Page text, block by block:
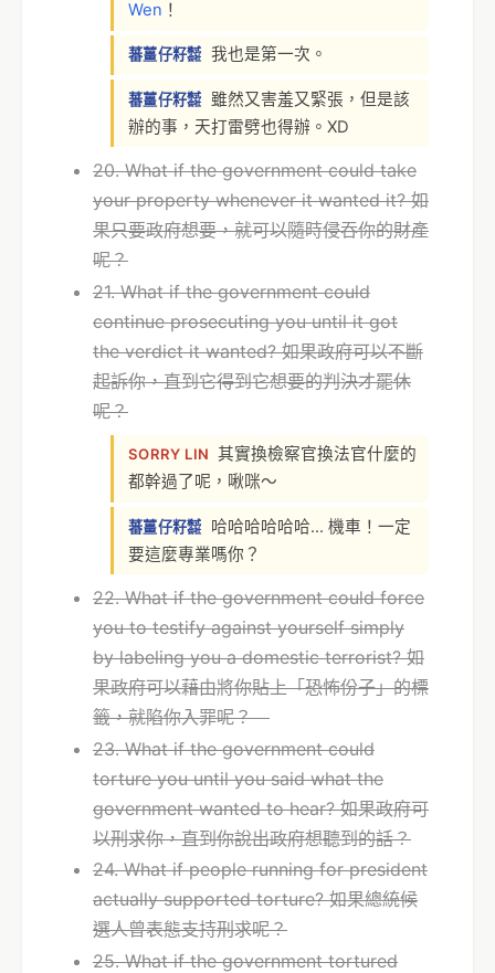
Wen ！
蕃薑仔籽㍿ 我也是第一次。
蕃薑仔籽㍿
雖然又害羞又緊張，但是該
辦的事，天打雷劈也得辦。XD
20. What if the government could take
your property whenever it wanted it? 如
果只要政府想要，就可以隨時侵吞你的財產
呢？
21. What if the government could
continue prosecuting you until it got
the verdict it wanted? 如果政府可以不斷
起訴你，直到它得到它想要的判決才罷休
呢？
SORRY LIN 其實換檢察官換法官什麼的
都幹過了呢，啾咪～
蕃薑仔籽㍿
哈哈哈哈哈哈... 機車！一定
要這麼專業嗎你？
22. What if the government could force
you to testify against yourself simply
by labeling you a domestic terrorist? 如
果政府可以藉由將你貼上「恐怖份子」的標
籤，就陷你入罪呢？
23. What if the government could
torture you until you said what the
government wanted to hear? 如果政府可
以刑求你，直到你說出政府想聽到的話？
24. What if people running for president
actually supported torture? 如果總統候
選人曾表態支持刑求呢？
25. What if the government tortured